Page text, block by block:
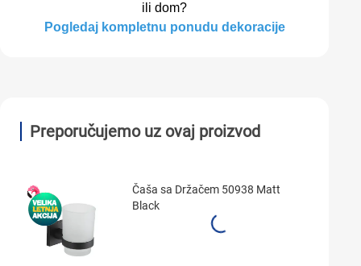
ili dom?
Pogledaj kompletnu ponudu dekoracije
Preporučujemo uz ovaj proizvod
Čaša sa Držačem 50938 Matt
Black